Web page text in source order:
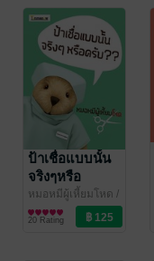
ป้าเชื่อแบบนั้น
จริงๆหรือ
ครับ??
หมอหมีผู้เหี้ยมโหด /
Tonmanow
Publishing
สุขภาพ
20 Rating